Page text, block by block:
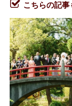
こちらの記事